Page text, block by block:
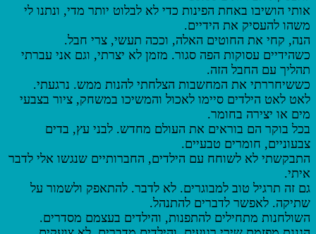
אותי הושיבו באחת הפינות כדי לא לבלוט יותר מדי, ונתנו לי
משהו להעסיק את הידיים.
הנה, קחי את החוטים האלה, וככה תעשי, צרי חבל.
כשהידיים עסוקות הפה סגור. מזמן לא יצרתי, וגם אני עברתי
תהליך עם החבל הזה.
כששיחררתי את המחשבות הצלחתי להנות ממש. נרגעתי.
לאט לאט הילדים סיימו לאכול והמשיכו במשחק, ציור בצבעי
מים או יצירה בחומר.
בכל בוקר הם בוראים את העולם מחדש. לבני עץ, בדים
צבעוניים, חומרים טבעיים.
התבקשתי לא לשוחח עם הילדים, החברותיים שנגשו אלי לדבר
איתי.
גם זה תרגיל טוב למבוגרים. לא לדבר. להתאפק ולשמור על
שתיקה. לאפשר לדברים להתנהל.
השולחנות מתחילים להתפנות, והילדים בעצמם מסדרים.